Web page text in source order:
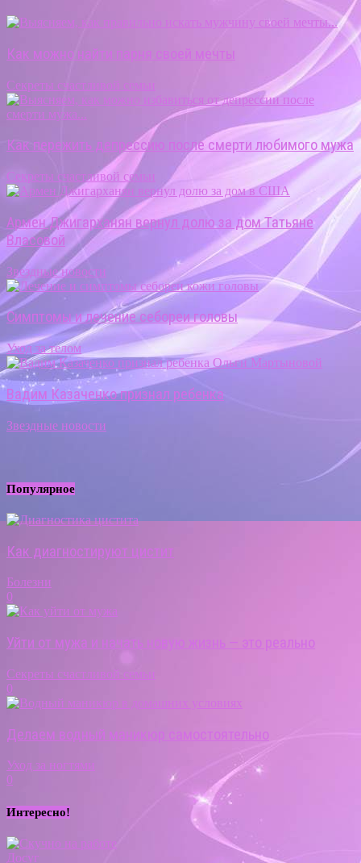
Как можно найти парня своей мечты
Секреты счастливой семьи
Как пережить депрессию после смерти любимого мужа
Секреты счастливой семьи
Армен Джигарханян вернул долю за дом Татьяне
Власовой
Звездные новости
Симптомы и лечение себореи головы
Уход за телом
Вадим Казаченко признал ребенка
Звездные новости
Популярное
Как диагностируют цистит
Болезни
0
Уйти от мужа и начать новую жизнь — это реально
Секреты счастливой семьи
0
Делаем водный маникюр самостоятельно
Уход за ногтями
0
Интересно!
Досуг